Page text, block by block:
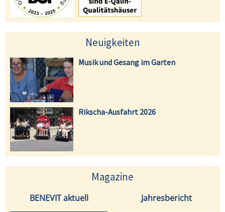
Neuigkeiten
Musik und Gesang im Garten
Rikscha-Ausfahrt 2026
Magazine
BENEVIT aktuell Jahresbericht